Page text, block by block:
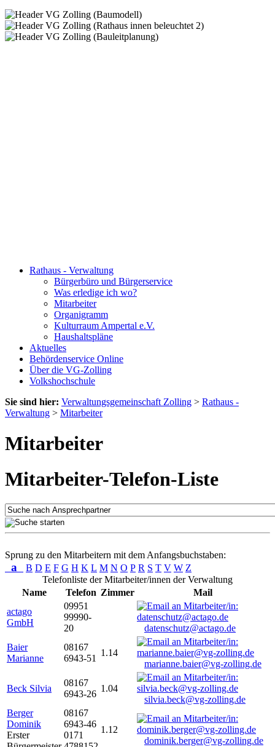
Rathaus - Verwaltung
Bürgerbüro und Bürgerservice
Was erledige ich wo?
Mitarbeiter
Organigramm
Kulturraum Ampertal e.V.
Haushaltspläne
Aktuelles
Behördenservice Online
Über die VG-Zolling
Volkshochschule
Sie sind hier: Verwaltungsgemeinschaft Zolling > Rathaus -
Verwaltung > Mitarbeiter
Mitarbeiter
Mitarbeiter-Telefon-Liste
Sprung zu den Mitarbeitern mit dem Anfangsbuchstaben:
a B D E F G H K L M N O P R S T V W Z
Telefonliste der Mitarbeiter/innen der Verwaltung
Name
Telefon Zimmer
Mail
actago
GmbH
09951
99990-
20
datenschutz@actago.de
Baier
Marianne
08167
6943-51
1.14
marianne.baier@vg-zolling.de
Beck Silvia
08167
6943-26
1.04
silvia.beck@vg-zolling.de
Berger
Dominik
Erster
08167
6943-46
0171
1.12
dominik.berger@vg-zolling.de